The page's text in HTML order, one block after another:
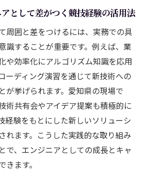
るシステムエンジニアの成長戦
活きる開発現場の実践知識
マーの違いを競技視点で再考する
ンジニアとプログラマーの本質
活かすSEとプログラマーの役割
ンジニアはプログラミングをす
として差がつく競技経験の活用法
周囲と差をつけるには、実務での具
識することが重要です。例えば、業
や効率化にアルゴリズム知識を応用
ーディング演習を通じて新技術への
が挙げられます。愛知県の現場で
術共有会やアイデア提案も積極的に
経験をもとにした新しいソリューシ
れます。こうした実践的な取り組み
で、エンジニアとしての成長とキャ
きます。